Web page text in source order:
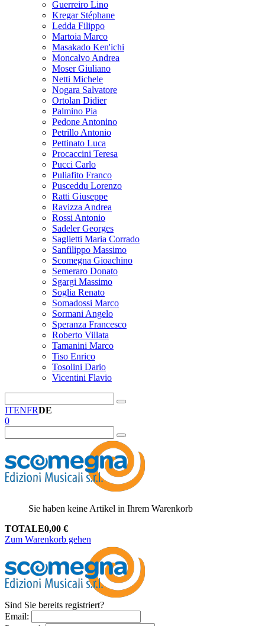
Guerreiro Lino
Kregar Stéphane
Ledda Filippo
Martoia Marco
Masakado Ken'ichi
Moncalvo Andrea
Moser Giuliano
Netti Michele
Nogara Salvatore
Ortolan Didier
Palmino Pia
Pedone Antonino
Petrillo Antonio
Pettinato Luca
Procaccini Teresa
Pucci Carlo
Puliafito Franco
Pusceddu Lorenzo
Ratti Giuseppe
Ravizza Andrea
Rossi Antonio
Sadeler Georges
Saglietti Maria Corrado
Sanfilippo Massimo
Scomegna Gioachino
Semeraro Donato
Sgargi Massimo
Soglia Renato
Somadossi Marco
Sormani Angelo
Speranza Francesco
Roberto Villata
Tamanini Marco
Tiso Enrico
Tosolini Dario
Vicentini Flavio
ITENFRDE
0
Sie haben keine Artikel in Ihrem Warenkorb
TOTALE0,00 €
Zum Warenkorb gehen
Sind Sie bereits registriert?
Email: